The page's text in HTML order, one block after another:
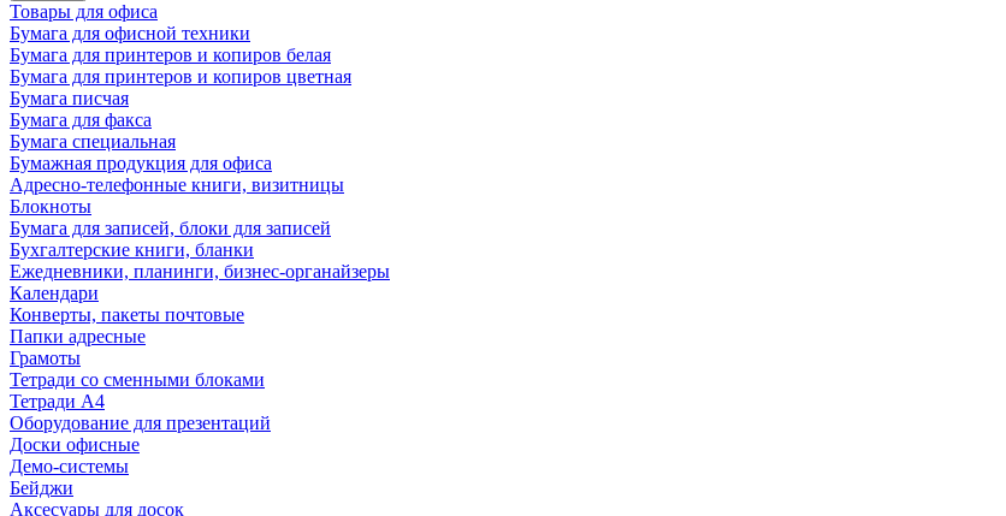
Товары для офиса
Бумага для офисной техники
Бумага для принтеров и копиров белая
Бумага для принтеров и копиров цветная
Бумага писчая
Бумага для факса
Бумага специальная
Бумажная продукция для офиса
Адресно-телефонные книги, визитницы
Блокноты
Бумага для записей, блоки для записей
Бухгалтерские книги, бланки
Ежедневники, планинги, бизнес-органайзеры
Календари
Конверты, пакеты почтовые
Папки адресные
Грамоты
Тетради со сменными блоками
Тетради А4
Оборудование для презентаций
Доски офисные
Демо-системы
Бейджи
Аксесуары для досок